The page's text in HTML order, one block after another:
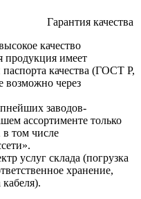
Гарантия качества
качество
продукция имеет
качества (ГОСТ Р,
возможно через
заводов-
ассортименте только
том числе
услуг склада (погрузка
хранение,